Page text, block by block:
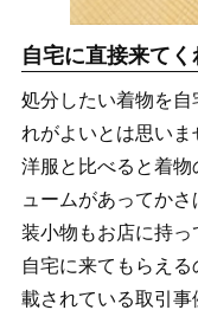
自宅に直接来て
処分したい着物を
れがよいとは思いま
洋服と比べると着物
ュームがあってか
装小物もお店に持っ
自宅に来てもらえ
載されている取引